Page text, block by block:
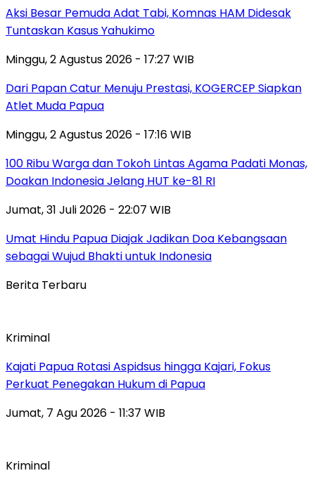
Aksi Besar Pemuda Adat Tabi, Komnas HAM Didesak
Tuntaskan Kasus Yahukimo
Minggu, 2 Agustus 2026 - 17:27 WIB
Dari Papan Catur Menuju Prestasi, KOGERCEP Siapkan
Atlet Muda Papua
Minggu, 2 Agustus 2026 - 17:16 WIB
100 Ribu Warga dan Tokoh Lintas Agama Padati Monas,
Doakan Indonesia Jelang HUT ke-81 RI
Jumat, 31 Juli 2026 - 22:07 WIB
Umat Hindu Papua Diajak Jadikan Doa Kebangsaan
sebagai Wujud Bhakti untuk Indonesia
Berita Terbaru
Kriminal
Kajati Papua Rotasi Aspidsus hingga Kajari, Fokus
Perkuat Penegakan Hukum di Papua
Jumat, 7 Agu 2026 - 11:37 WIB
Kriminal